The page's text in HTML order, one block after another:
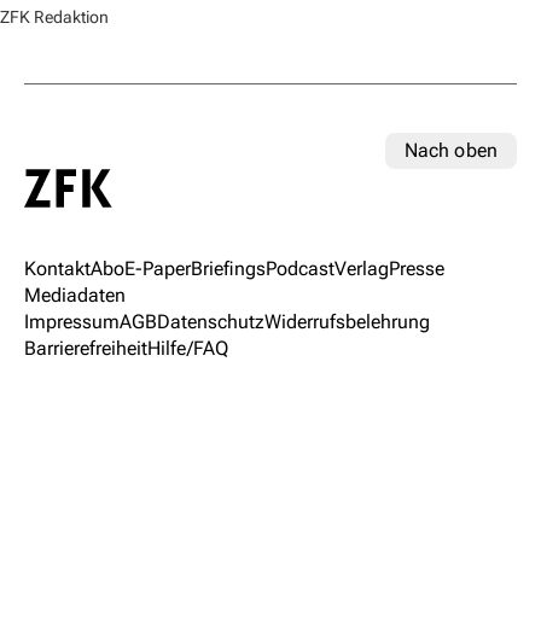
ZFK Redaktion
Nach oben
KontaktAboE-PaperBriefingsPodcastVerlagPresse
Mediadaten
ImpressumAGBDatenschutzWiderrufsbelehrung
BarrierefreiheitHilfe/FAQ